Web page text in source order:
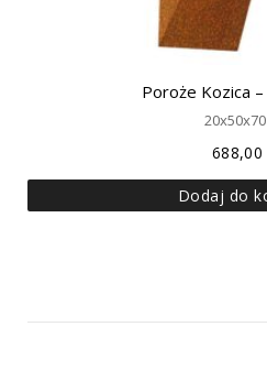
Poroże Kozica
688,00
Dodaj do